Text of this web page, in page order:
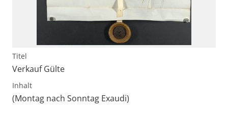
Titel
Verkauf Gülte
Inhalt
(Montag nach Sonntag Exaudi)